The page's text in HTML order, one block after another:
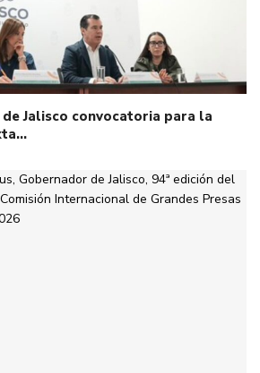
Jalisco convocatoria para la